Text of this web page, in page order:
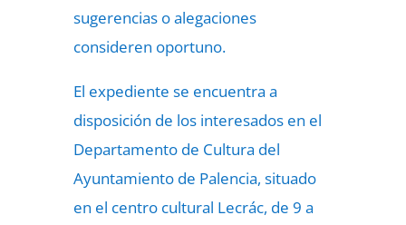
sugerencias o alegaciones
consideren oportuno.
El expediente se encuentra a
disposición de los interesados en el
Departamento de Cultura del
Ayuntamiento de Palencia, situado
en el centro cultural Lecrác, de 9 a